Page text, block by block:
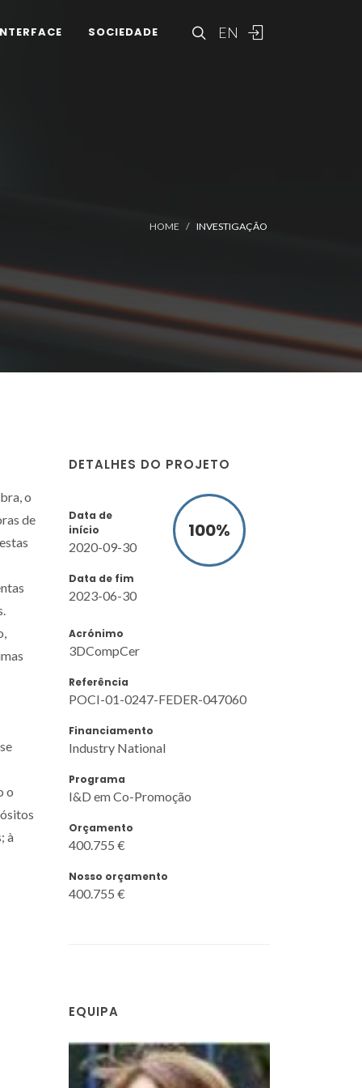
EN
SOCIEDADE
HOME INVESTIGAÇÃO
DETALHES DO PROJETO
Data de
início
2020-09-30
Data de fim
2023-06-30
100%
Acrónimo
3DCompCer
Referência
POCI-01-0247-FEDER-047060
Financiamento
Industry National
Programa
I&D em Co-Promoção
Orçamento
400.755 €
Nosso orçamento
400.755 €
EQUIPA
o
de
o
à